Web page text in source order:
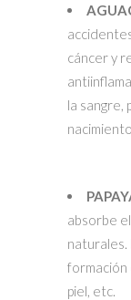
cáncer y
la sangre,
absorbe
naturales.
formación
piel, etc.